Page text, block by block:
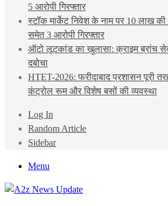
5 आरोपी गिरफ्तार
स्टॉक मार्केट निवेश के नाम पर 10 लाख की
समेत 3 आरोपी गिरफ्तार
ऑटो लूटकांड का खुलासा: क्राइम ब्रांच
दबोचा
HTET-2026: फरीदाबाद प्रशासन पूरी
कंट्रोल रूम और विशेष बसों की व्यवस्था
Log In
Random Article
Sidebar
Menu